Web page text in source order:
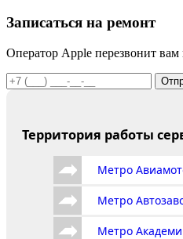
Записаться на ремонт
Оператор Apple перезвонит
Территория работы
Метро
Метро
Метро